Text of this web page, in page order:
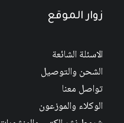
زوار الموقع
الاسئلة الشائعة
الشحن والتوصيل
تواصل معنا
الوكلاء والموزعون